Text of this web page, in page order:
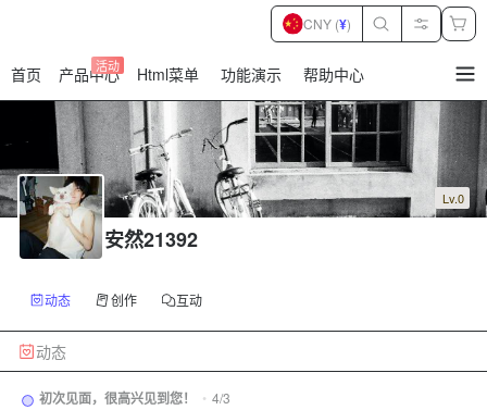
首页 产品中心
活动 Html菜单 功能演示 帮助中心
CNY (¥)
Lv.0
安然21392
动态 创作 互动
动态
初次见面，很高兴见到您！ • 4/3